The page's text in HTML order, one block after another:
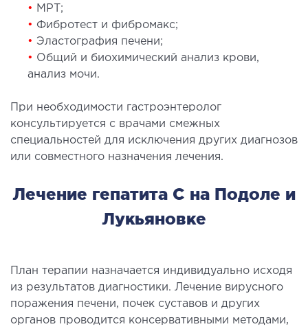
•
МРТ;
• Фибротест и фибромакс;
• Эластография печени;
• Общий и биохимический анализ крови,
анализ мочи.
При необходимости гастроэнтеролог
консультируется с врачами смежных
специальностей для исключения других диагнозов
или совместного назначения лечения.
Лечение гепатита С на Подоле и
Лукьяновке
План терапии назначается индивидуально исходя
из результатов диагностики. Лечение вирусного
поражения печени, почек суставов и других
органов проводится консервативными методами,